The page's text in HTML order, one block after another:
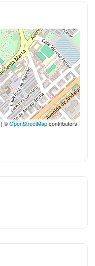
| ©OpenStreetMapcontributors